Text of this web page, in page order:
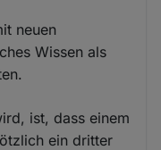
neuen
Wissen als
ist, dass einem
ein dritter